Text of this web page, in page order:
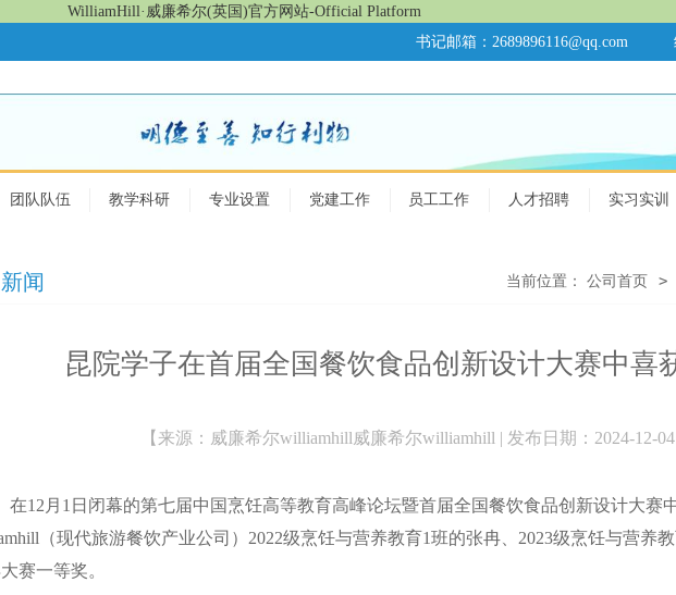
WilliamHill·威廉希尔(英国)官方网站-Official Platform
书记邮箱：2689896116@qq.com
团队队伍 教学科研 专业设置 党建工作 员工工作 人才招聘 实习实训
当前位置： 公司首页 >
闻
昆院学子在首届全国餐饮食品创新设计大赛中喜
【来源：威廉希尔williamhill威廉希尔williamhill | 发布日期：2024-12-04
在12月1日闭幕的第七届中国烹饪高等教育高峰论坛暨首届全国餐饮食品创新设计大赛
（现代旅游餐饮产业公司）2022级烹饪与营养教育1班的张冉、2023级烹饪与营养
赛一等奖。